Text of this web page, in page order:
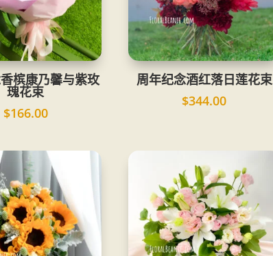
槟康乃馨与紫玫
瑰花束
$166.00
周年纪念酒红落日莲花束
$344.00